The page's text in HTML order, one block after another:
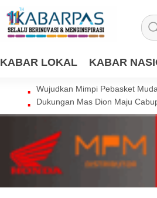
KABAR LOKAL KABAR
Wujudkan Mimpi Pebasket
Dukungan Mas Dion Maju